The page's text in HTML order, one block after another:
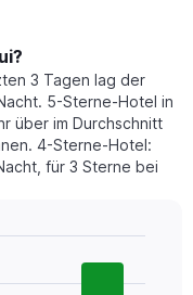
3 Tagen lag der
5-Sterne-Hotel in
über im Durchschnitt
4-Sterne-Hotel:
für 3 Sterne bei